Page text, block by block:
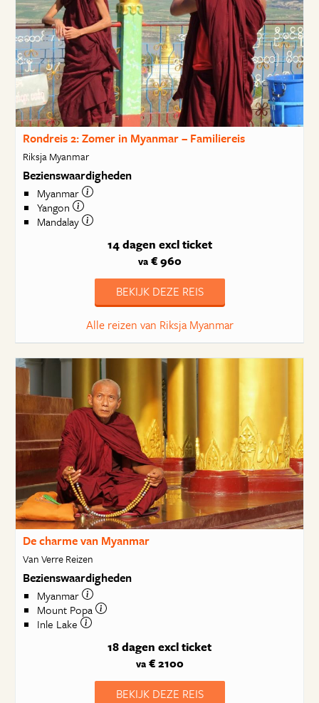
Rondreis 2: Zomer in Myanmar – Familiereis
Riksja Myanmar
Bezienswaardigheden
Myanmar
Yangon
Mandalay
14 dagen excl ticket
va€ 960
BEKIJK DEZE REIS
Alle reizen van Riksja Myanmar
De charme van Myanmar
Van Verre Reizen
Bezienswaardigheden
Myanmar
Mount Popa
Inle Lake
18 dagen excl ticket
va€ 2100
BEKIJK DEZE REIS